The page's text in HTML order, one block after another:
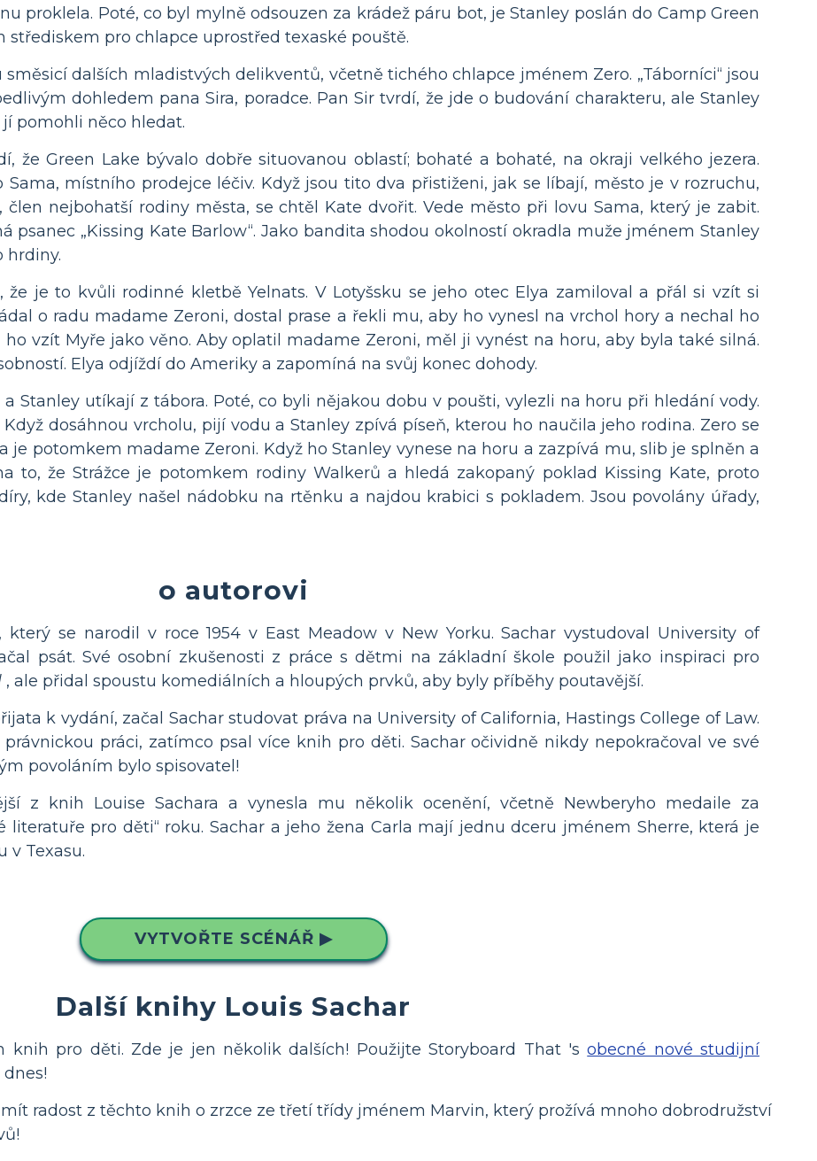
proklela. Poté, co byl mylně odsouzen za krádež páru bot, je Stanley poslán do Camp Green
střediskem pro chlapce uprostřed texaské pouště.
dalších mladistvých delikventů, včetně tichého chlapce jménem Zero. „Táborníci“ jsou
dohledem pana Sira, poradce. Pan Sir tvrdí, že jde o budování charakteru, ale Stanley
jí pomohli něco hledat.
že Green Lake bývalo dobře situovanou oblastí; bohaté a bohaté, na okraji velkého jezera.
místního prodejce léčiv. Když jsou tito dva přistiženi, jak se líbají, město je v rozruchu,
člen nejbohatší rodiny města, se chtěl Kate dvořit. Vede město při lovu Sama, který je zabit.
psanec „Kissing Kate Barlow“. Jako bandita shodou okolností okradla muže jménem Stanley
hrdiny.
že je to kvůli rodinné kletbě Yelnats. V Lotyšsku se jeho otec Elya zamiloval a přál si vzít si
o radu madame Zeroni, dostal prase a řekli mu, aby ho vynesl na vrchol hory a nechal ho
vzít Myře jako věno. Aby oplatil madame Zeroni, měl ji vynést na horu, aby byla také silná.
Elya odjíždí do Ameriky a zapomíná na svůj konec dohody.
Stanley utíkají z tábora. Poté, co byli nějakou dobu v poušti, vylezli na horu při hledání vody.
dosáhnou vrcholu, pijí vodu a Stanley zpívá píseň, kterou ho naučila jeho rodina. Zero se
je potomkem madame Zeroni. Když ho Stanley vynese na horu a zazpívá mu, slib je splněn a
to, že Strážce je potomkem rodiny Walkerů a hledá zakopaný poklad Kissing Kate, proto
kde Stanley našel nádobku na rtěnku a najdou krabici s pokladem. Jsou povolány úřady,
o autorovi
se narodil v roce 1954 v East Meadow v New Yorku. Sachar vystudoval University of
psát. Své osobní zkušenosti z práce s dětmi na základní škole použil jako inspiraci pro
, ale přidal spoustu komediálních a hloupých prvků, aby byly příběhy poutavější.
k vydání, začal Sachar studovat práva na University of California, Hastings College of Law.
práci, zatímco psal více knih pro děti. Sachar očividně nikdy nepokračoval ve své
povoláním bylo spisovatel!
z knih Louise Sachara a vynesla mu několik ocenění, včetně Newberyho medaile za
literatuře pro děti“ roku. Sachar a jeho žena Carla mají jednu dceru jménem Sherre, která je
v Texasu.
VYTVOŘTE SCÉNÁŘ ▶
Další knihy Louis Sachar
knih pro děti. Zde je jen několik dalších! Použijte Storyboard That 'sobecné nové studijní
radost z těchto knih o zrzce ze třetí třídy jménem Marvin, který prožívá mnoho dobrodružství